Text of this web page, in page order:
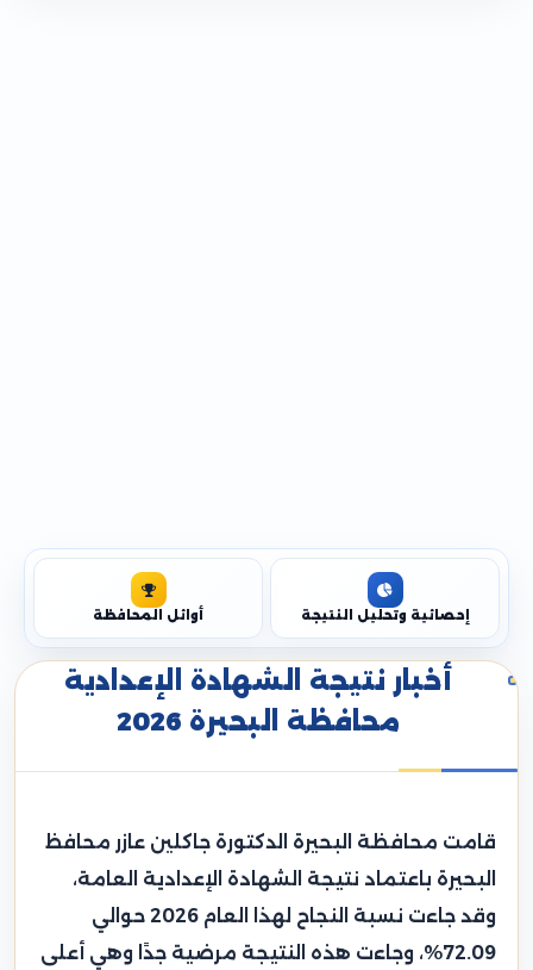
إحصائية وتحليل النتيجة أوائل المحافظة
أخبار نتيجة الشهادة الإعدادية
محافظة البحيرة 2026
قامت محافظة البحيرة الدكتورة جاكلين عازر محافظ
البحيرة باعتماد نتيجة الشهادة الإعدادية العامة،
وقد جاءت نسبة النجاح لهذا العام 2026 حوالي
72.09%، وجاءت هذه النتيجة مرضية جدًا وهي أعلى